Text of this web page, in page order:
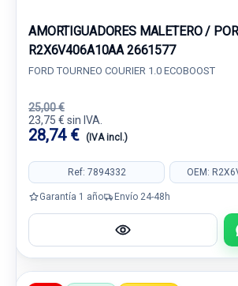
AMORTIGUADORES MALETERO /
R2X6V406A10AA 2661577
FORD TOURNEO COURIER 1.0 ECOBOOST
25,00 €
23,75 € sin IVA.
28,74 € (IVA incl.)
Ref: 7894332 OEM:
Garantía 1 año Envío 24-48h